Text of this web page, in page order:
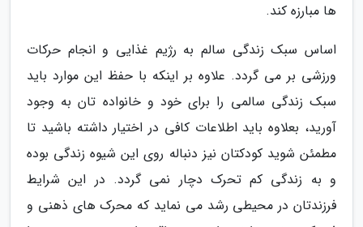
ها مبارزه کند.
اساس سبک زندگی سالم به رژیم غذایی و انجام حرکات
ورزشی بر می گردد. علاوه بر اینکه با حفظ این موارد باید
سبک زندگی سالمی را برای خود و خانواده تان به وجود
آورید، بعلاوه باید اطلاعات کافی در اختیار داشته باشید تا
مطمئن شوید کودکتان نیز دنباله روی این شیوه زندگی بوده
و به زندگی کم تحرک دچار نمی گردد. در این شرایط
فرزندتان در محیطی رشد می نماید که محرک های ذهنی و